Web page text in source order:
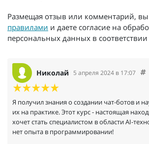
Размещая отзыв или комментарий, вы
правилами и даете согласие на
персональных данных в соответствии
Николай 5 апреля 2024 в 17:07
Я получил знания о создании чат-ботов и
их на практике. Этот курс - настоящая
хочет стать специалистом в области AI-
нет опыта в программировании!